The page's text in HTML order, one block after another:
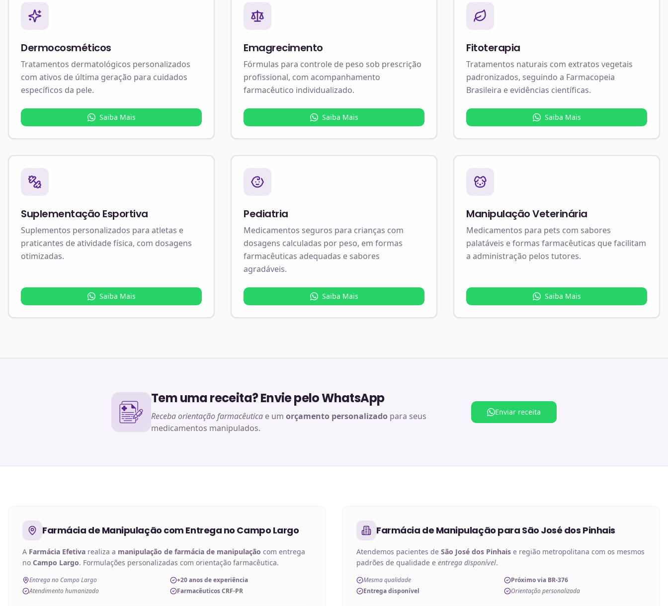
Dermocosméticos
Tratamentos dermatológicos personalizados
com ativos de última geração para cuidados
específicos da pele.
Saiba Mais
Emagrecimento
Fórmulas para controle de peso sob prescrição
profissional, com acompanhamento
farmacêutico individualizado.
Saiba Mais
Fitoterapia
Tratamentos naturais com extratos vegetais
padronizados, seguindo a Farmacopeia
Brasileira e evidências científicas.
Saiba Mais
Suplementação Esportiva
Suplementos personalizados para atletas e
praticantes de atividade física, com dosagens
otimizadas.
Saiba Mais
Pediatria
Medicamentos seguros para crianças com
dosagens calculadas por peso, em formas
farmacêuticas adequadas e sabores
agradáveis.
Saiba Mais
Manipulação Veterinária
Medicamentos para pets com sabores
palatáveis e formas farmacêuticas que facilitam
a administração pelos tutores.
Saiba Mais
Tem uma receita? Envie pelo WhatsApp
Receba orientação farmacêutica e um orçamento personalizado para seus
medicamentos manipulados.
Enviar receita
Farmácia de Manipulação com Entrega no Campo Largo
A Farmácia Efetiva realiza a manipulação de farmácia de manipulação com entrega
no Campo Largo. Formulações personalizadas com orientação farmacêutica.
Entrega no Campo Largo
+20 anos de experiência
Atendimento humanizado
Farmacêuticos CRF-PR
Farmácia de Manipulação para São José dos Pinhais
Atendemos pacientes de São José dos Pinhais e região metropolitana com os mesmos
padrões de qualidade e entrega disponível.
Mesma qualidade
Próximo via BR-376
Entrega disponível
Orientação personalizada